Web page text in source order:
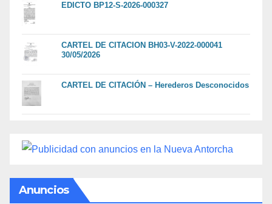
EDICTO BP12-S-2026-000327
CARTEL DE CITACION BH03-V-2022-000041
30/05/2026
CARTEL DE CITACIÓN – Herederos Desconocidos
Anuncios